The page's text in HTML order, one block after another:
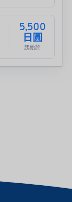
5,500
日圓
起始於